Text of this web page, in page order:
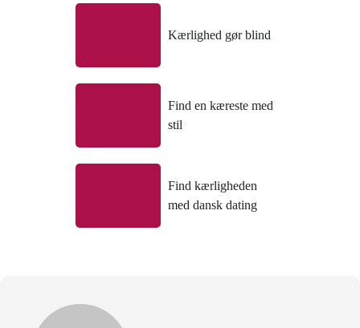
Kærlighed gør blind
Find en kæreste med
stil
Find kærligheden
med dansk dating